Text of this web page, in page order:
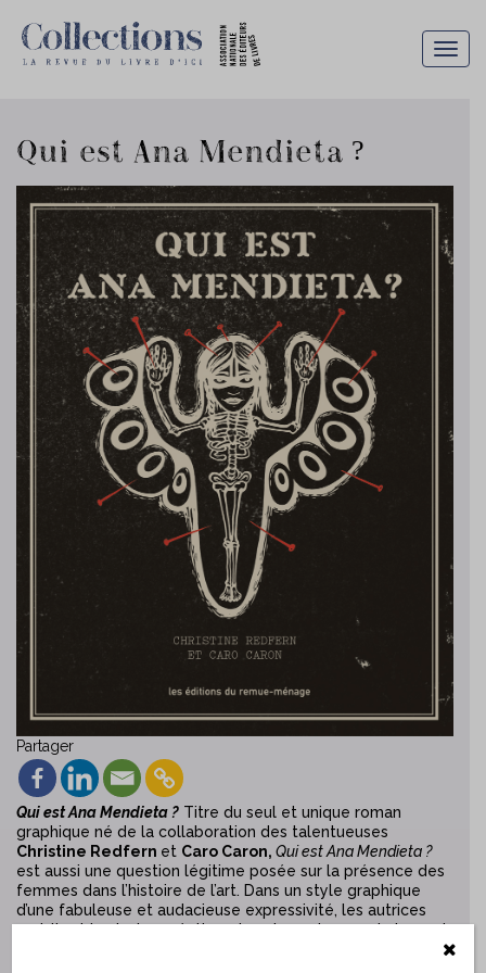
Qui est Ana Mendieta ?
Partager
Qui est Ana Mendieta ? Titre du seul et unique roman
graphique né de la collaboration des talentueuses
Christine Redfern et Caro Caron, Qui est Ana Mendieta ?
est aussi une question légitime posée sur la présence des
femmes dans l’histoire de l’art. Dans un style graphique
d’une fabuleuse et audacieuse expressivité, les autrices
revisitent la vie, les créations, les circonstances de la mort